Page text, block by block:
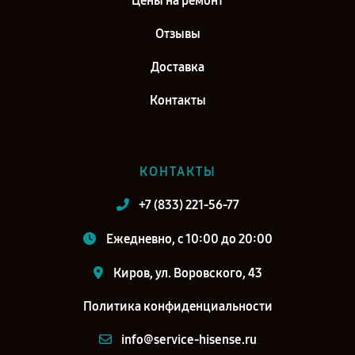
Отзывы
Доставка
Контакты
КОНТАКТЫ
+7 (833) 221-56-77
Ежедневно, с 10:00 до 20:00
Киров, ул. Воровского, 43
Политика конфиденциальности
info@service-hisense.ru